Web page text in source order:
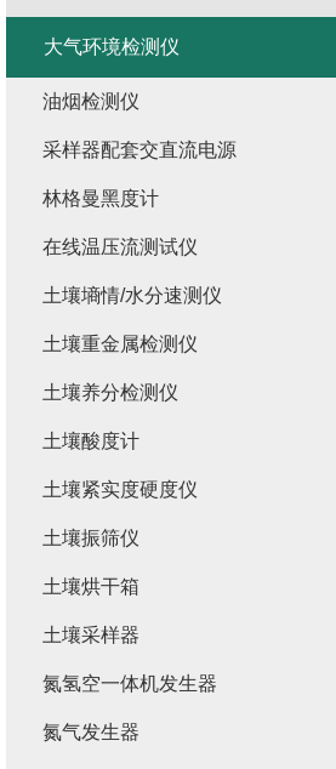
大气环境检测仪
油烟检测仪
采样器配套交直流电源
林格曼黑度计
在线温压流测试仪
土壤墒情/水分速测仪
土壤重金属检测仪
土壤养分检测仪
土壤酸度计
土壤紧实度硬度仪
土壤振筛仪
土壤烘干箱
土壤采样器
氮氢空一体机发生器
氮气发生器